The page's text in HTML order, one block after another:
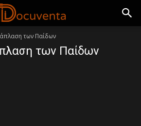
των Παίδων
των Παίδων